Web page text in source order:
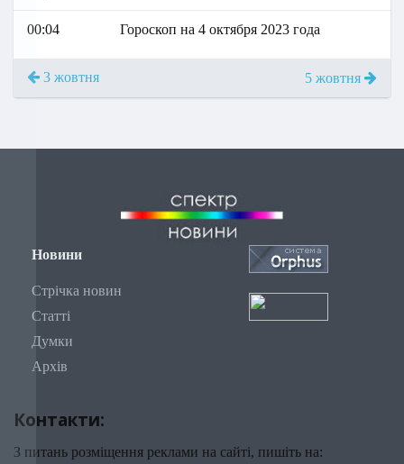
00:04 Гороскоп на 4 октября 2023 года
3 жовтня 5 жовтня
Новини
Стрічка новин
Статті
Думки
Архів
Контакти:
З питань розміщення реклами на сайті, пишіть на: